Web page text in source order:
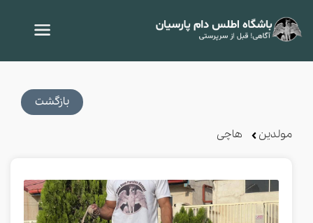
بازگشت
مولدین هاچی